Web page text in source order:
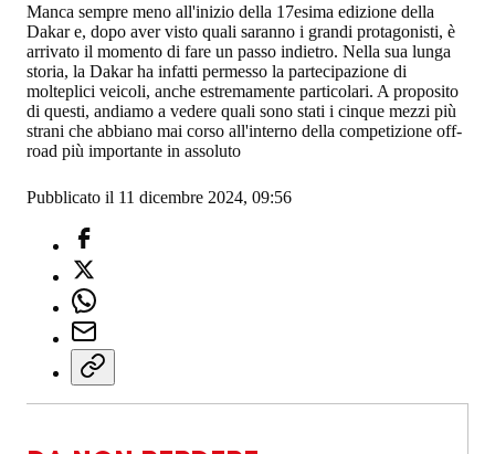
Manca sempre meno all'inizio della 17esima edizione della
Dakar e, dopo aver visto quali saranno i grandi protagonisti, è
arrivato il momento di fare un passo indietro. Nella sua lunga
storia, la Dakar ha infatti permesso la partecipazione di
molteplici veicoli, anche estremamente particolari. A proposito
di questi, andiamo a vedere quali sono stati i cinque mezzi più
strani che abbiano mai corso all'interno della competizione off-
road più importante in assoluto
Pubblicato il 11 dicembre 2024, 09:56